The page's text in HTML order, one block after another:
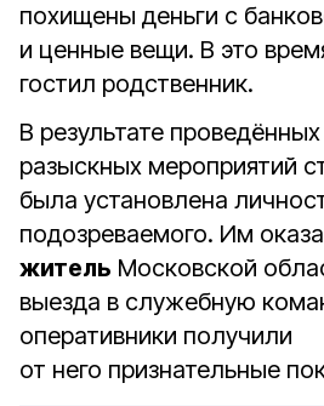
похищены деньги с
и ценные вещи. В это
гостил родственник.
В результате
разыскных мероприятий
была установлена
подозреваемого. Им
житель Московской
выезда в служебную
оперативники получили
от него признательные